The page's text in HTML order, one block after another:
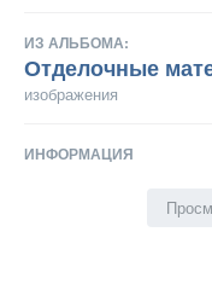
ИЗ АЛЬБОМА:
Отделочные
изображения
ИНФОРМАЦИЯ